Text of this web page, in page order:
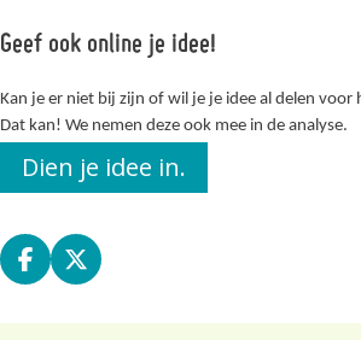
Geef ook online je idee!
Kan je er niet bij zijn of wil je je idee al delen voor
Dat kan! We nemen deze ook mee in de analyse.
Dien je idee in.
Deel op facebook
Deel op X